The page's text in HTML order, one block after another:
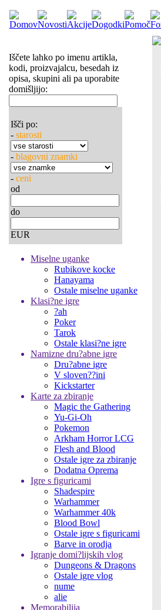
Iščete lahko po imenu artikla,
kodi, proizvajalcu, besedah iz
opisa, skupini ali pa uporabite
domišljijo:
Išči po:
- starosti
- blagovni znamki
- ceni
od
do
EUR
Miselne uganke
Rubikove kocke
Hanayama
Ostale miselne uganke
Klasi?ne igre
?ah
Poker
Tarok
Ostale klasi?ne igre
Namizne dru?abne igre
Dru?abne igre
V sloven??ini
Kickstarter
Karte za zbiranje
Magic the Gathering
Yu-Gi-Oh
Pokemon
Arkham Horror LCG
Flesh and Blood
Ostale igre za zbiranje
Dodatna Oprema
Igre s figuricami
Shadespire
Warhammer
Warhammer 40k
Blood Bowl
Ostale igre s figuricami
Barve in orodja
Igranje domi?lijskih vlog
Dungeons & Dragons
Ostale igre vlog
nume
alie
Memorabilija